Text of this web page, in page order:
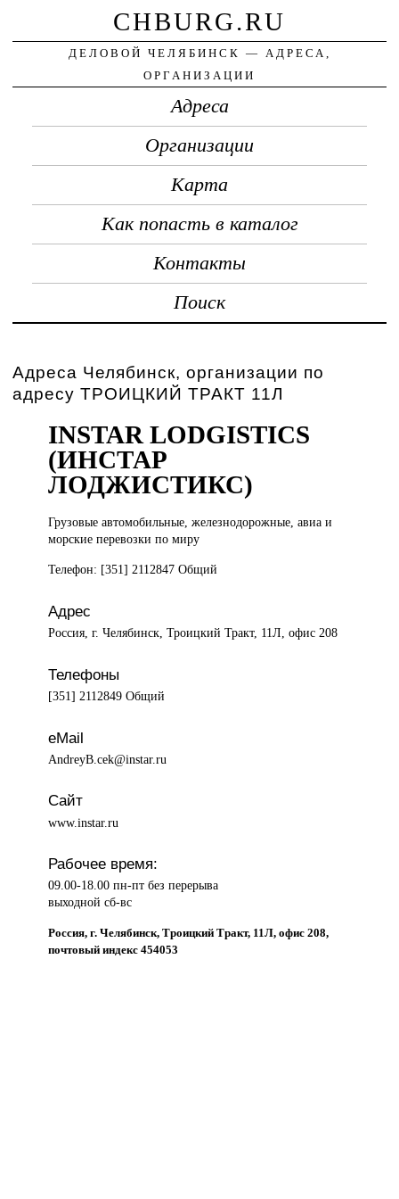
CHBURG.RU
ДЕЛОВОЙ ЧЕЛЯБИНСК — АДРЕСА,
ОРГАНИЗАЦИИ
Адреса
Организации
Карта
Как попасть в каталог
Контакты
Поиск
Адреса Челябинск, организации по
адресу ТРОИЦКИЙ ТРАКТ 11Л
INSTAR LODGISTICS
(ИНСТАР
ЛОДЖИСТИКС)
Грузовые автомобильные,железнодорожные, авиа и
морские перевозки по миру
Телефон: [351] 2112847 Общий
Адрес
Россия, г. Челябинск, Троицкий Тракт, 11Л, офис 208
Телефоны
[351] 2112849 Общий
eMail
AndreyB.cek@instar.ru
Сайт
www.instar.ru
Рабочее время:
09.00-18.00 пн-пт без перерыва
выходной сб-вс
Россия, г. Челябинск, Троицкий Тракт, 11Л, офис 208,
почтовый индекс 454053